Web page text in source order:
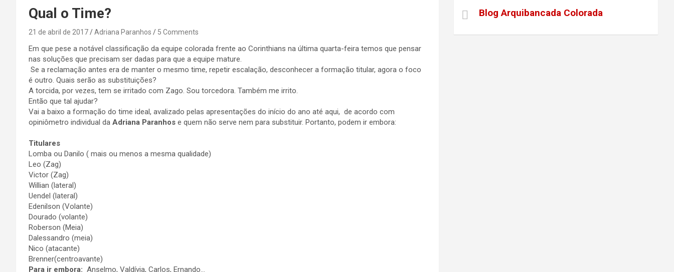
Qual o Time?
21 de abril de 2017 Adriana Paranhos 5 Comments
Em que pese a notável classificação da equipe colorada frente ao Corinthians na última quarta-feira temos que pensar
nas soluções que precisam ser dadas para que a equipe mature.
Se a reclamação antes era de manter o mesmo time, repetir escalação, desconhecer a formação titular, agora o foco
é outro. Quais serão as substituições?
A torcida, por vezes, tem se irritado com Zago. Sou torcedora. Também me irrito.
Então que tal ajudar?
Vai a baixo a formação do time ideal, avalizado pelas apresentações do início do ano até aqui, de acordo com
opiniômetro individual da Adriana Paranhos e quem não serve nem para substituir. Portanto, podem ir embora:
Titulares
Lomba ou Danilo ( mais ou menos a mesma qualidade)
Leo (Zag)
Victor (Zag)
Willian (lateral)
Uendel (lateral)
Edenilson (Volante)
Dourado (volante)
Roberson (Meia)
Dalessandro (meia)
Nico (atacante)
Brenner(centroavante)
Para ir embora: Anselmo, Valdívia, Carlos, Ernando…
Blog Arquibancada Colorada